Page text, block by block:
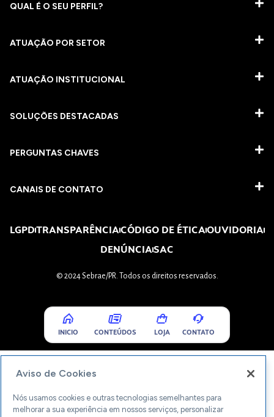
QUAL É O SEU PERFIL?
ATUAÇÃO POR SETOR
ATUAÇÃO INSTITUCIONAL
SOLUÇÕES DESTACADAS
PERGUNTAS CHAVES​
CANAIS DE CONTATO
LGPDTRANSPARÊNCIACÓDIGO DE ÉTICAOUVIDORIA
DENÚNCIASAC
© 2024 Sebrae/PR. Todos os direitos reservados.
INICIO CONTEÚDOS LOJA CONTATO
Aviso de Cookies
Nós usamos cookies e outras tecnologias semelhantes para
melhorar a sua experiência em nossos serviços, personalizar